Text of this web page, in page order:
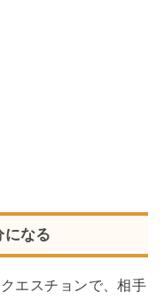
になる
エスチョンで、相手